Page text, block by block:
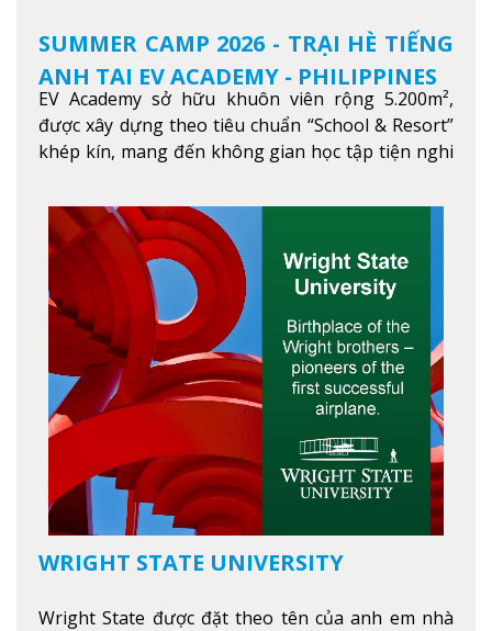
SUMMER CAMP 2026 - TRẠI HÈ TIẾNG
ANH TẠI EV ACADEMY - PHILIPPINES
EV Academy sở hữu khuôn viên rộng 5.200m²,
được xây dựng theo tiêu chuẩn “School & Resort”
khép kín, mang đến không gian học tập tiện nghi
ích hiện đạXem thêm
WRIGHT STATE UNIVERSITY
Wright State được đặt theo tên của anh em nhà